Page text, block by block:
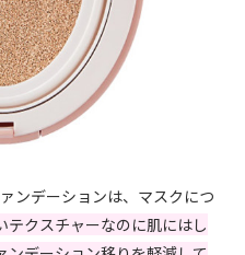
ンデーションは、マスクにつ
テクスチャーなのに肌にはし